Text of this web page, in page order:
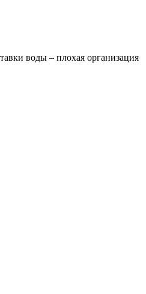
воды – плохая организация